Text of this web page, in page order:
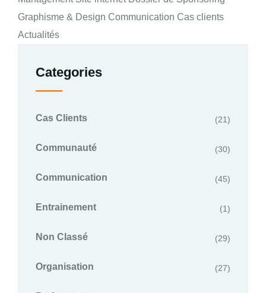
Graphisme & Design Communication Cas clients
Actualités
Categories
Cas Clients (21)
Communauté (30)
Communication (45)
Entrainement (1)
Non Classé (29)
Organisation (27)